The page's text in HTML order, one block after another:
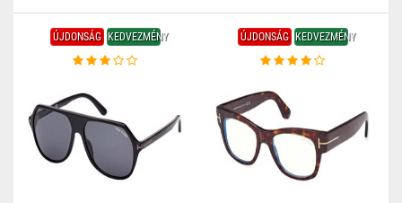
ÚJDONSÁG KEDVEZMÉNY ÚJDONSÁG KEDVEZMÉNY